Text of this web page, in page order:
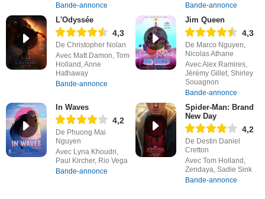
Bande-annonce
Bande-annonce
L'Odyssée
4,3
De Christopher Nolan
Avec Matt Damon, Tom
Holland, Anne
Hathaway
Bande-annonce
Jim Queen
4,3
De Marco Nguyen,
Nicolas Athane
Avec Alex Ramires,
Jérémy Gillet, Shirley
Souagnon
Bande-annonce
In Waves
4,2
De Phuong Mai
Nguyen
Avec Lyna Khoudri,
Paul Kircher, Rio Vega
Bande-annonce
Spider-Man: Brand
New Day
4,2
De Destin Daniel
Cretton
Avec Tom Holland,
Zendaya, Sadie Sink
Bande-annonce